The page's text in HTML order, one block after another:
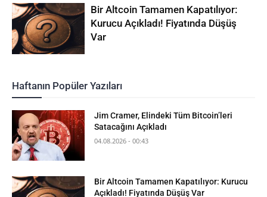
Bir Altcoin Tamamen Kapatılıyor:
Kurucu Açıkladı! Fiyatında Düşüş
Var
Haftanın Popüler Yazıları
Jim Cramer, Elindeki Tüm Bitcoin’leri
Satacağını Açıkladı
04.08.2026 - 00:43
Bir Altcoin Tamamen Kapatılıyor: Kurucu
Açıkladı! Fiyatında Düşüş Var